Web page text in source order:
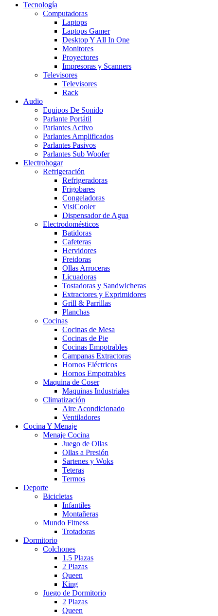
Tecnología
Computadoras
Laptops
Laptops Gamer
Desktop Y All In One
Monitores
Proyectores
Impresoras y Scanners
Televisores
Televisores
Rack
Audio
Equipos De Sonido
Parlante Portátil
Parlantes Activo
Parlantes Amplificados
Parlantes Pasivos
Parlantes Sub Woofer
Electrohogar
Refrigeración
Refrigeradoras
Frigobares
Congeladoras
VisiCooler
Dispensador de Agua
Electrodomésticos
Batidoras
Cafeteras
Hervidores
Freidoras
Ollas Arroceras
Licuadoras
Tostadoras y Sandwicheras
Extractores y Exprimidores
Grill & Parrillas
Planchas
Cocinas
Cocinas de Mesa
Cocinas de Pie
Cocinas Empotrables
Campanas Extractoras
Hornos Eléctricos
Hornos Empotrables
Maquina de Coser
Maquinas Industriales
Climatización
Aire Acondicionado
Ventiladores
Cocina Y Menaje
Menaje Cocina
Juego de Ollas
Ollas a Presión
Sartenes y Woks
Teteras
Termos
Deporte
Bicicletas
Infantiles
Montañeras
Mundo Fitness
Trotadoras
Dormitorio
Colchones
1.5 Plazas
2 Plazas
Queen
King
Juego de Dormitorio
2 Plazas
Queen